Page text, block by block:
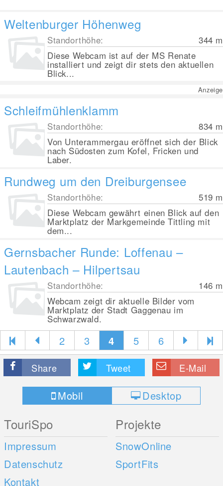
Weltenburger Höhenweg
Standorthöhe: 344 m
Diese Webcam ist auf der MS Renate
installiert und zeigt dir stets den aktuellen
Blick...
Anzeige
Schleifmühlenklamm
Standorthöhe: 834 m
Von Unterammergau eröffnet sich der Blick
nach Südosten zum Kofel, Fricken und
Laber.
Rundweg um den Dreiburgensee
Standorthöhe: 519 m
Diese Webcam gewährt einen Blick auf den
Marktplatz der Markgemeinde Tittling mit
dem...
Gernsbacher Runde: Loffenau –
Lautenbach – Hilpertsau
Standorthöhe: 146 m
Webcam zeigt dir aktuelle Bilder vom
Marktplatz der Stadt Gaggenau im
Schwarzwald.
2 3 4 5 6
Share Tweet E-Mail
Mobil Desktop
TouriSpo
Impressum
Datenschutz
Kontakt
Projekte
SnowOnline
SportFits